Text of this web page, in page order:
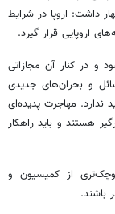
داشت: اروپا در شرایط
اروپایی قرار گیرد.
و در کنار آن مجازاتی
و بحران‌های جدیدی
مهاجرت پدیده‌ای
هستند و باید راهکار
از کمیسیون و
باشند.